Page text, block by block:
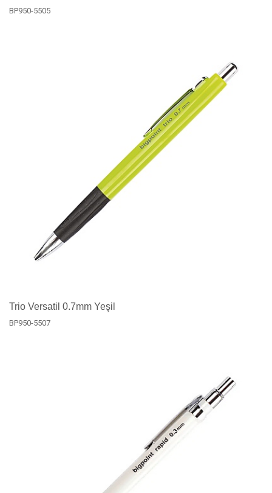
BP950-5505
Trio Versatil 0.7mm Yeşil
BP950-5507